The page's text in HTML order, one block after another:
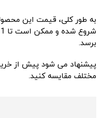
برسد.
پیشنهاد می شود پیش از
مختلف مقایسه کنید.